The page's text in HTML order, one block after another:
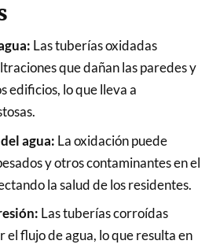
Las tuberías oxidadas
que dañan las paredes y
edificios, lo que lleva a
agua: La oxidación puede
y otros contaminantes en el
la salud de los residentes.
Las tuberías corroídas
el flujo de agua, lo que resulta en